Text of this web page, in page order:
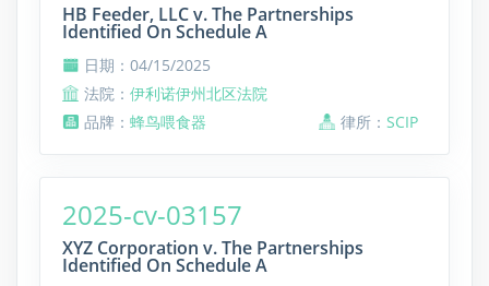
HB Feeder, LLC v. The Partnerships
Identified On Schedule A
日期：04/15/2025
法院： 伊利诺伊州北区法院
品牌： 蜂鸟喂食器 律所： SCIP
2025-cv-03157
XYZ Corporation v. The Partnerships
Identified On Schedule A